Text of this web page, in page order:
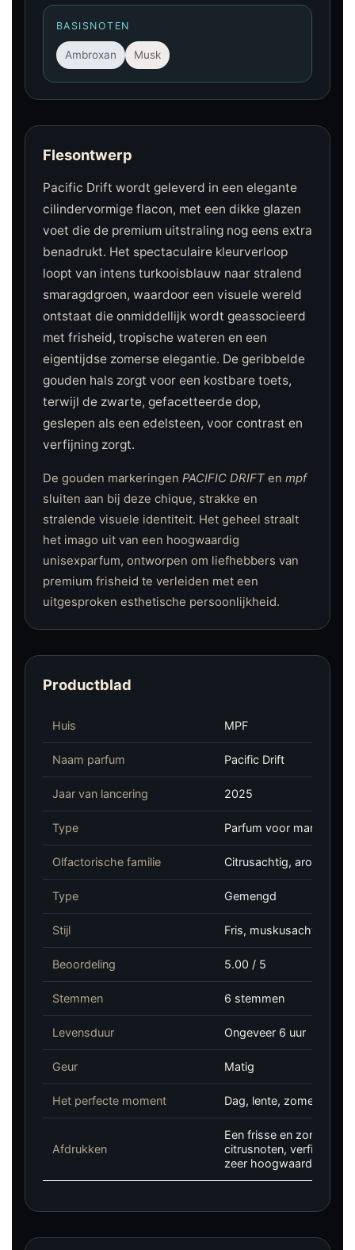
BASISNOTEN
Ambroxan Musk
Flesontwerp
Pacific Drift wordt geleverd in een elegante
cilindervormige flacon, met een dikke glazen
voet die de premium uitstraling nog eens extra
benadrukt. Het spectaculaire kleurverloop
loopt van intens turkooisblauw naar stralend
smaragdgroen, waardoor een visuele wereld
ontstaat die onmiddellijk wordt geassocieerd
met frisheid, tropische wateren en een
eigentijdse zomerse elegantie. De geribbelde
gouden hals zorgt voor een kostbare toets,
terwijl de zwarte, gefacetteerde dop,
geslepen als een edelsteen, voor contrast en
verfijning zorgt.
De gouden markeringen PACIFIC DRIFTen mpf
sluiten aan bij deze chique, strakke en
stralende visuele identiteit. Het geheel straalt
het imago uit van een hoogwaardig
unisexparfum, ontworpen om liefhebbers van
premium frisheid te verleiden met een
uitgesproken esthetische persoonlijkheid.
Productblad
Huis MPF
Naam parfum Pacific Drift
Jaar van lancering 2025
Type Parfum voor mannen
Olfactorische familie Citrusachtig, aromatisch
Type Gemengd
Stijl Fris, muskusachtig,
Beoordeling 5.00 / 5
Stemmen 6 stemmen
Levensduur Ongeveer 6 uur
Geur Matig
Het perfecte moment Dag, lente, zomer,
Afdrukken
Een frisse en zonnige
citrusnoten, verfijnde
zeer hoogwaardige stijl